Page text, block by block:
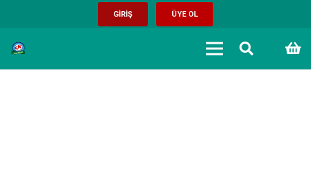
GİRİŞ ÜYE OL